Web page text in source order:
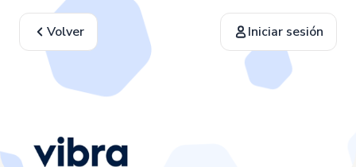
Volver Iniciar sesión